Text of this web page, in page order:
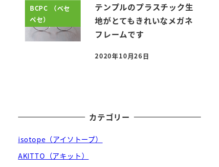
BCPC （ベセ
ペセ）
テンプルのプラスチック生
地がとてもきれいなメガネ
フレームです
投稿日
2020年10月26日
カテゴリー
isotope（アイソトープ）
AKITTO（アキット）